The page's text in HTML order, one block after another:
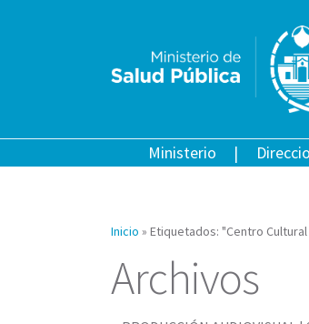
Ministerio
Inicio » Etiquetados: "Centro Cultural
Archivos